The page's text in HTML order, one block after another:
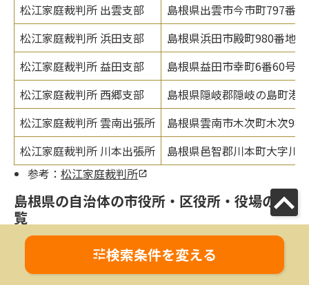
松江家庭裁判所 出雲支部
島根県出雲市今市町797番
松江家庭裁判所 浜田支部
島根県浜田市殿町980番地
松江家庭裁判所 益田支部
島根県益田市幸町6番60号
松江家庭裁判所 西郷支部
島根県隠岐郡隠岐の島町港
松江家庭裁判所 雲南出張所
島根県雲南市木次町木次
松江家庭裁判所 川本出張所
島根県邑智郡川本町大字川
参考：松江家庭裁判所
島根県の自治体の市役所・区役所・役場の一
覧
各自治体の役所では「離婚届」のほか「離婚の際に称し
ていた氏を称する届」「入籍届」「住民票の世帯分離」
などの届出や、児童手当などの手続きを受け付けていま
検索条件を変える